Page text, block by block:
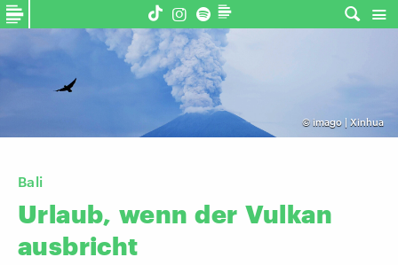
© imago | Xinhua
Bali
Urlaub, wenn der Vulkan
ausbricht